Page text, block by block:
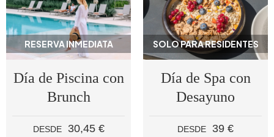
RESERVA INMEDIATA
Día de Piscina con
Brunch
DESDE 30,45 €
SOLO PARA RESIDENTES
Día de Spa con
Desayuno
DESDE 39 €